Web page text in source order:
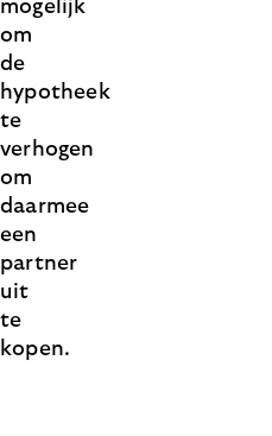
mogelijk
om
de
hypotheek
te
verhogen
om
daarmee
een
partner
uit
te
kopen.